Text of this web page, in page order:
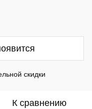
скидки
К сравнению